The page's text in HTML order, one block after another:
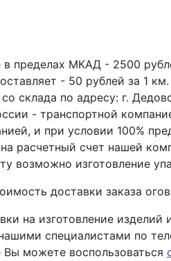
пределах МКАД - 2500
- 50 рублей за 1 км.
склада по адресу: г.
- транспортной
и при условии 100%
расчетный счет нашей
возможно изготовление
доставки заказа
на изготовление
специалистами по
можете воспользоваться